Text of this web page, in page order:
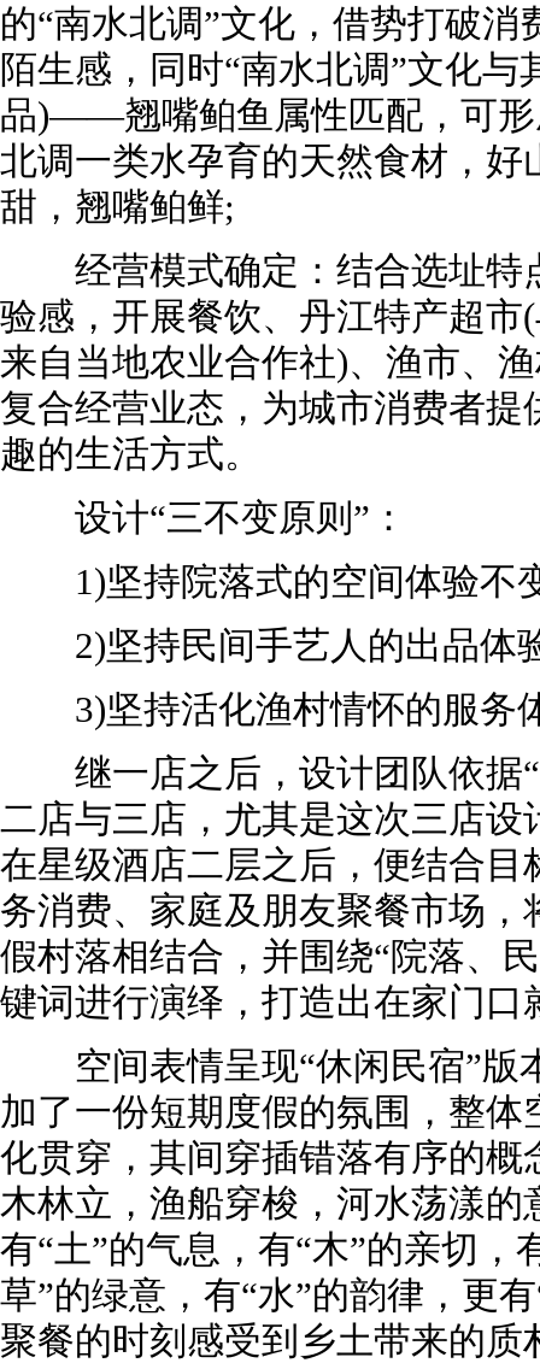
的“南水北调”文化，借势打破
陌生感，同时“南水北调”文化
品)——翘嘴鲌鱼属性匹配，可形
北调一类水孕育的天然食材，好
甜，翘嘴鲌鲜;
经营模式确定：结合选址特
验感，开展餐饮、丹江特产超市
来自当地农业合作社)、渔市、
复合经营业态，为城市消费者
趣的生活方式。
设计“三不变原则”：
1)坚持院落式的空间体验不
2)坚持民间手艺人的出品体
3)坚持活化渔村情怀的服务
继一店之后，设计团队依据“
二店与三店，尤其是这次三店
在星级酒店二层之后，便结合
务消费、家庭及朋友聚餐市场
假村落相结合，并围绕“院落、
键词进行演绎，打造出在家门
空间表情呈现“休闲民宿”版
加了一份短期度假的氛围，整体
化贯穿，其间穿插错落有序的
木林立，渔船穿梭，河水荡漾的
有“土”的气息，有“木”的亲切，
草”的绿意，有“水”的韵律，更
聚餐的时刻感受到乡土带来的